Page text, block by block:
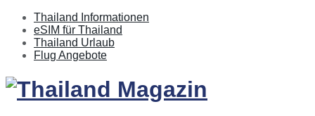
Thailand Informationen
eSIM für Thailand
Thailand Urlaub
Flug Angebote